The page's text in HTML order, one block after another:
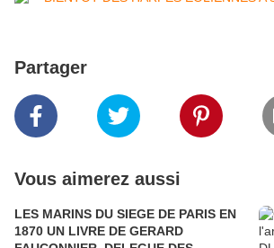
Partager
Vous aimerez aussi
LES MARINS DU SIEGE DE PARIS EN
1870 UN LIVRE DE GERARD